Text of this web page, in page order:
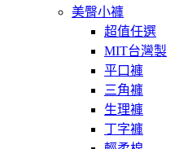
美臀小褲
超值任選
MIT台灣製
平口褲
三角褲
生理褲
丁字褲